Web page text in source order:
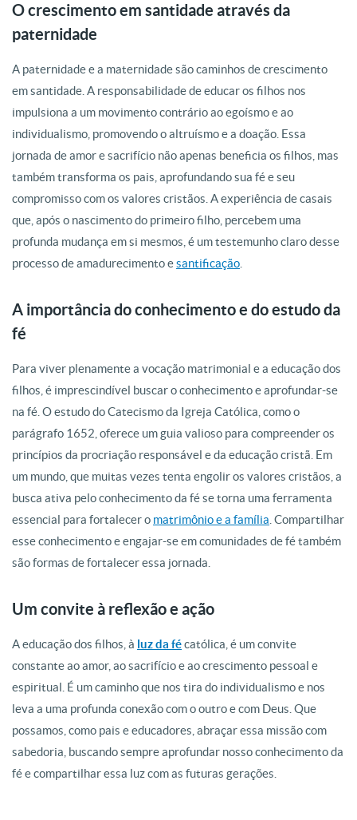
O crescimento em santidade através da
paternidade
A paternidade e a maternidade são caminhos de crescimento
em santidade. A responsabilidade de educar os filhos nos
impulsiona a um movimento contrário ao egoísmo e ao
individualismo, promovendo o altruísmo e a doação. Essa
jornada de amor e sacrifício não apenas beneficia os filhos, mas
também transforma os pais, aprofundando sua fé e seu
compromisso com os valores cristãos. A experiência de casais
que, após o nascimento do primeiro filho, percebem uma
profunda mudança em si mesmos, é um testemunho claro desse
processo de amadurecimento esantificação
A importância do conhecimento e do estudo da
fé
Para viver plenamente a vocação matrimonial e a educação dos
filhos, é imprescindível buscar o conhecimento e aprofundar-se
na fé. O estudo do Catecismo da Igreja Católica, como o
parágrafo 1652, oferece um guia valioso para compreender os
princípios da procriação responsável e da educação cristã. Em
um mundo, que muitas vezes tenta engolir os valores cristãos, a
busca ativa pelo conhecimento da fé se torna uma ferramenta
essencial para fortalecer o matrimônio e a família . Compartilhar
esse conhecimento e engajar-se em comunidades de fé também
são formas de fortalecer essa jornada.
Um convite à reflexão e ação
A educação dos filhos, à luz da fécatólica, é um convite
constante ao amor, ao sacrifício e ao crescimento pessoal e
espiritual. É um caminho que nos tira do individualismo e nos
leva a uma profunda conexão com o outro e com Deus. Que
possamos, como pais e educadores, abraçar essa missão com
sabedoria, buscando sempre aprofundar nosso conhecimento da
fé e compartilhar essa luz com as futuras gerações.